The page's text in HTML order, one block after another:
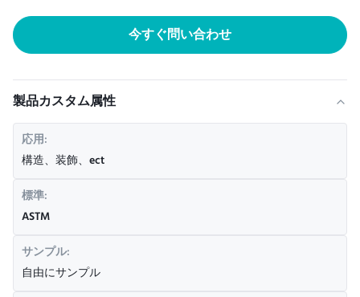
今すぐ問い合わせ
製品カスタム属性
応用:
構造、装飾、ect
標準:
ASTM
サンプル:
自由にサンプル